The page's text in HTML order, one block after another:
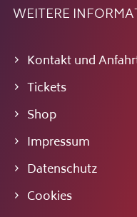
WEITERE
Kontakt und
Tickets
Shop
Impressum
Datenschutz
Cookies